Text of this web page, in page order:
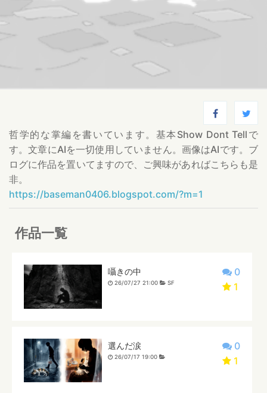
哲学的な掌編を書いています。基本Show Dont Tellで
す。文章にAIを一切使用していません。画像はAIです。ブ
ログに作品を置いてますので、ご興味があればこちらも是
非。
https://baseman0406.blogspot.com/?m=1
作品一覧
0
1
囁きの中
26/07/27 21:00 SF
0
1
選んだ涙
26/07/17 19:00